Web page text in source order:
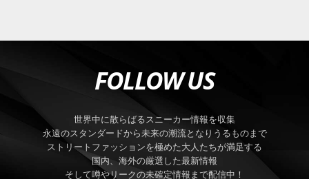
FOLLOW US
世界中に散らばるスニーカー情報を収集
永遠のスタンダードから未来の潮流となりうるものまで
ストリートファッションを極めた大人たちが満足する
国内、海外の厳選した最新情報
そして噂やリークの未確定情報まで配信中！